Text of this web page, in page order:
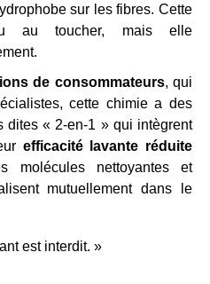
sur les fibres. Cette
au toucher, mais elle
de consommateurs, qui
cette chimie a des
dites « 2-en-1 » qui intègrent
efficacité lavante réduite
molécules nettoyantes et
mutuellement dans le
est interdit. »